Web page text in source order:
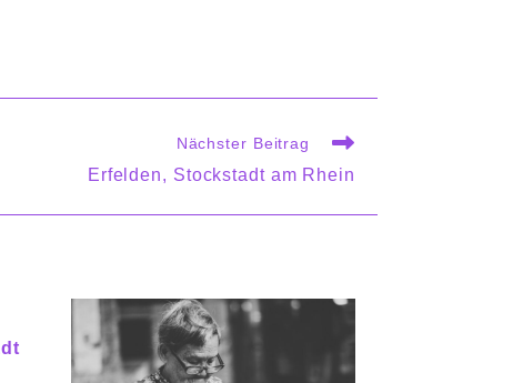
Nächster Beitrag
Erfelden, Stockstadt am Rhein